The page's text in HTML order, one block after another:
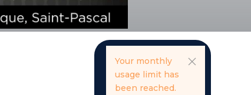
Your monthly
usage limit has
been reached.